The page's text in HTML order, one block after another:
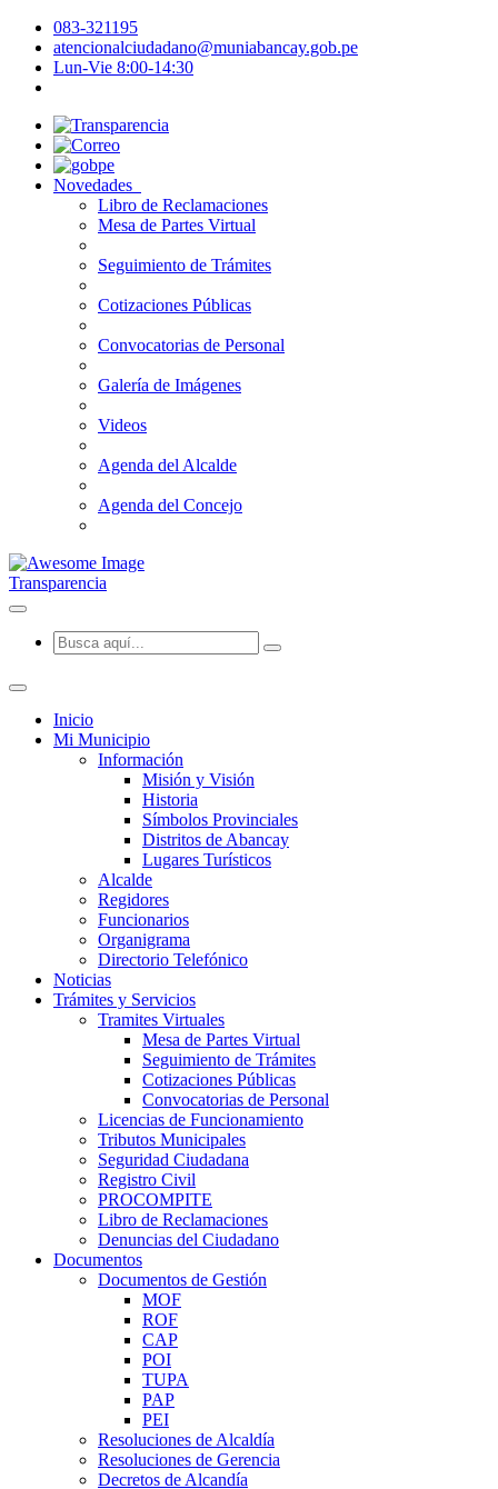
083-321195
atencionalciudadano@muniabancay.gob.pe
Lun-Vie 8:00-14:30
Novedades
Libro de Reclamaciones
Mesa de Partes Virtual
Seguimiento de Trámites
Cotizaciones Públicas
Convocatorias de Personal
Galería de Imágenes
Videos
Agenda del Alcalde
Agenda del Concejo
Transparencia
Inicio
Mi Municipio
Información
Misión y Visión
Historia
Símbolos Provinciales
Distritos de Abancay
Lugares Turísticos
Alcalde
Regidores
Funcionarios
Organigrama
Directorio Telefónico
Noticias
Trámites y Servicios
Tramites Virtuales
Mesa de Partes Virtual
Seguimiento de Trámites
Cotizaciones Públicas
Convocatorias de Personal
Licencias de Funcionamiento
Tributos Municipales
Seguridad Ciudadana
Registro Civil
PROCOMPITE
Libro de Reclamaciones
Denuncias del Ciudadano
Documentos
Documentos de Gestión
MOF
ROF
CAP
POI
TUPA
PAP
PEI
Resoluciones de Alcaldía
Resoluciones de Gerencia
Decretos de Alcandía